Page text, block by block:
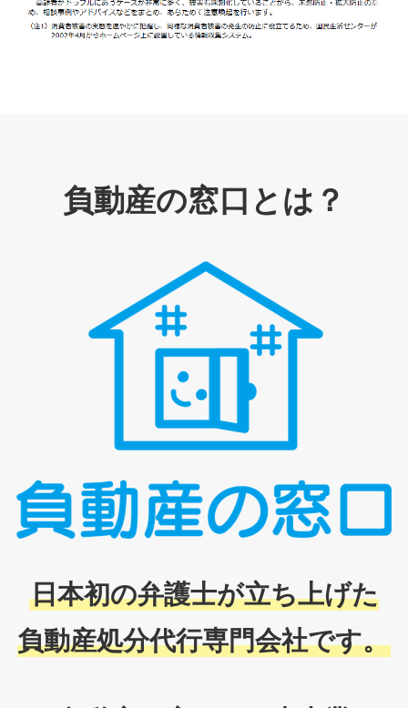
負動産の窓口とは？
日本初の弁護士が立ち上げた
負動産処分代行専門会社です。